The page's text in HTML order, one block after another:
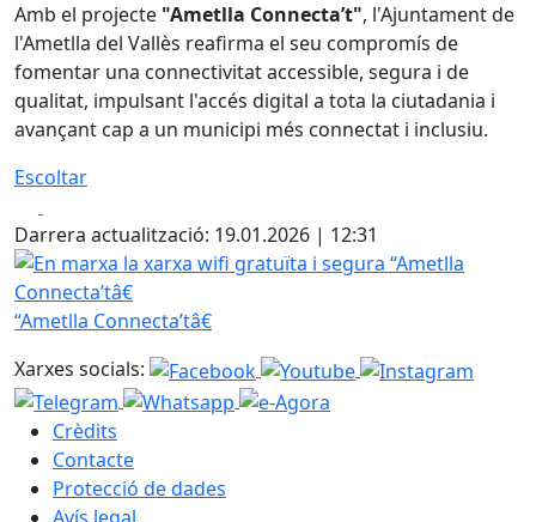
Amb el projecte "Ametlla Connecta’t", l'Ajuntament de
l'Ametlla del Vallès reafirma el seu compromís de
fomentar una connectivitat accessible, segura i de
qualitat, impulsant l'accés digital a tota la ciutadania i
avançant cap a un municipi més connectat i inclusiu.
Escoltar
Darrera actualització: 19.01.2026 | 12:31
En marxa la xarxa wifi gratuïta i segura “Ametlla
“Ametlla Connecta’tâ€
Xarxes socials:
Crèdits
Contacte
Protecció de dades